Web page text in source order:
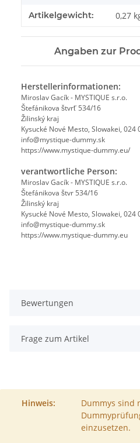
Artikelgewicht: 0,27
Angaben zur
Herstellerinformationen:
Miroslav Gacík - MYSTIQUE s.r.o.
Štefánikova štvrť 534/16
Žilinský kraj
Kysucké Nové Mesto, Slowakei, 024
info@mystique-dummy.sk
https://www.mystique-dummy.eu/
verantwortliche Person:
Miroslav Gacík - MYSTIQUE s.r.o.
Štefánikova štvr 534/16
Žilinský kraj
Kysucké Nové Mesto, Slowakei, 024
info@mystique-dummy.sk
https://www.mystique-dummy.eu
Bewertungen
Frage zum Artikel
Hinweis:
Dummys sind
einzusetzen.